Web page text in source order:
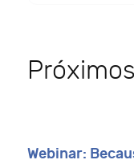
Webinar: